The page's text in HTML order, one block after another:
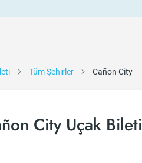
Tüm Şehirler Cañon City
City Uçak Bileti